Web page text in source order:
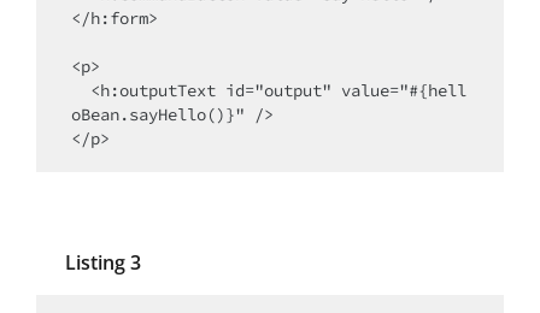
</h:form>
<p>
oBean.sayHello()}" />
Listing 3